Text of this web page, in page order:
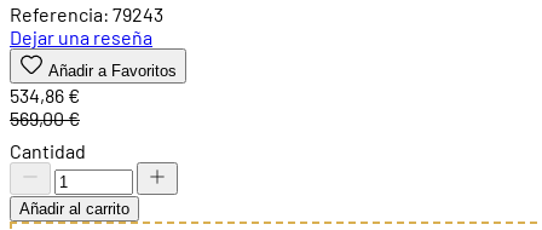
Referencia: 79243
Dejar una reseña
Añadir a Favoritos
534,86 €
569,00 €
Cantidad
Añadir al carrito